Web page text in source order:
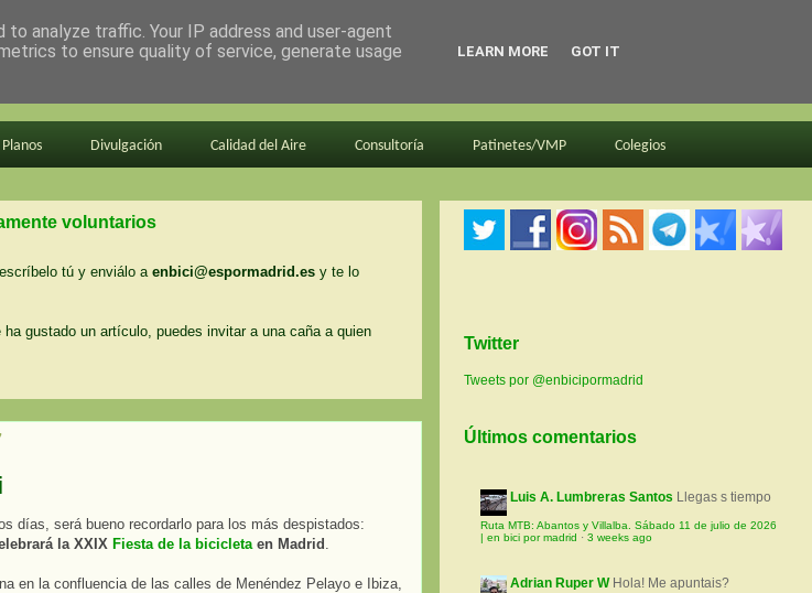
Planos Divulgación Calidad del Aire Consultoría Patinetes/VMP Colegios
voluntarios
tú y enviálo a enbici@espormadrid.es y te lo
gustado un artículo, puedes invitar a una caña a quien
días, será bueno recordarlo para los más despistados:
la XXIX Fiesta de la bicicleta en Madrid
en la confluencia de las calles de Menéndez Pelayo e Ibiza,
Twitter
Tweets por @enbicipormadrid
Últimos comentarios
Luis A. Lumbreras Santos Llegas s tiempo
Ruta MTB: Abantos y Villalba. Sábado 11 de julio de 2026
| en bici por madrid · 3 weeks ago
Adrian Ruper W Hola! Me apuntais?
analyze traffic. Your IP address and user-agent
to ensure quality of service, generate usage
LEARN MORE GOT IT